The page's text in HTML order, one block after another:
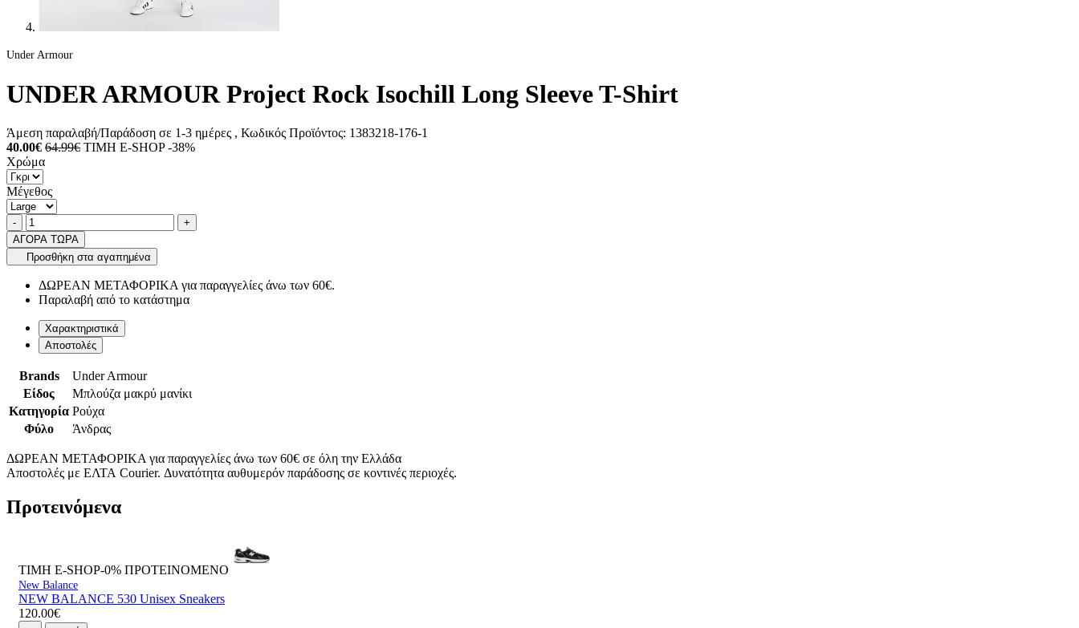
Under Armour
UNDER ARMOUR Project Rock Isochill Long Sleeve T-Shirt
Άμεση παραλαβή/Παράδοση σε 1-3 ημέρες , Κωδικός Προϊόντος: 1383218-176-1
40.00€ 64.99€ ΤΙΜΗ E-SHOP -38%
Χρώμα
Μέγεθος
Ποσότητα
-product.increase.quantity +
ΑΓΟΡΑ ΤΩΡΑ
Προσθήκη στα αγαπημένα
ΔΩΡΕΑΝ ΜΕΤΑΦΟΡΙΚΑ για παραγγελίες άνω των 60€.
Παραλαβή από το κατάστημα
Χαρακτηριστικά
Αποστολές
Brands
Under Armour
Είδος
Μπλούζα μακρύ μανίκι
Κατηγορία Ρούχα
Φύλο
Άνδρας
ΔΩΡΕΑΝ ΜΕΤΑΦΟΡΙΚΑ για παραγγελίες άνω των 60€ σε όλη την Ελλάδα
Αποστολές με ΕΛΤΑ Courier. Δυνατότητα αυθυμερόν παράδοσης σε κοντινές περιοχές.
Προτεινόμενα
ΤΙΜΗ E-SHOP-0% ΠΡΟΤΕΙΝΟΜΕΝΟ
New Balance
NEW BALANCE 530 Unisex Sneakers
120.00€